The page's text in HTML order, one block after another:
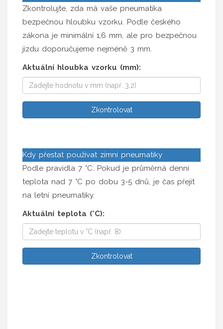
Zkontrolujte, zda má vaše pneumatika
bezpečnou hloubku vzorku. Podle českého
zákona je minimální 1,6 mm, ale pro bezpečnou
jízdu doporučujeme nejméně 3 mm.
Aktuální hloubka vzorku (mm):
Zkontrolovat
Kdy přestat používat zimní pneumatiky
Podle pravidla 7 °C: Pokud je průměrná denní
teplota nad 7 °C po dobu 3-5 dnů, je čas přejít
na letní pneumatiky.
Aktuální teplota (°C):
Zkontrolovat